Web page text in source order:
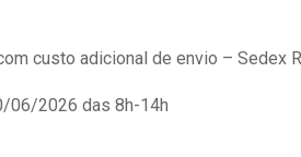
custo adicional de envio – Sedex
06/2026 das 8h-14h